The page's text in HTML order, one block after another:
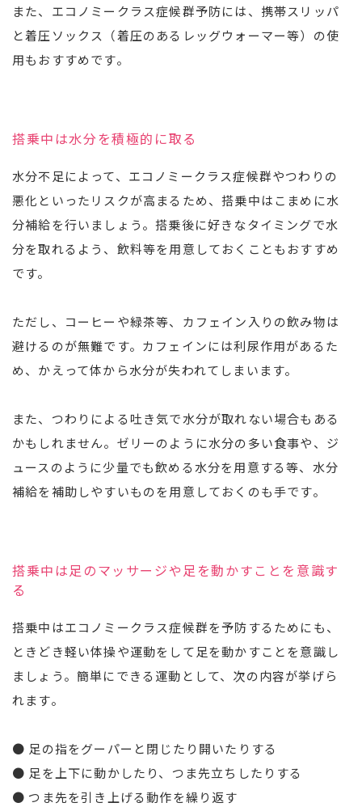
また、エコノミークラス症候群予防には、携帯スリッパ
と着圧ソックス（着圧のあるレッグウォーマー等）の使
用もおすすめです。
搭乗中は水分を積極的に取る
水分不足によって、エコノミークラス症候群やつわりの
悪化といったリスクが高まるため、搭乗中はこまめに水
分補給を行いましょう。搭乗後に好きなタイミングで水
分を取れるよう、飲料等を用意しておくこともおすすめ
です。
ただし、コーヒーや緑茶等、カフェイン入りの飲み物は
避けるのが無難です。カフェインには利尿作用があるた
め、かえって体から水分が失われてしまいます。
また、つわりによる吐き気で水分が取れない場合もある
かもしれません。ゼリーのように水分の多い食事や、ジ
ュースのように少量でも飲める水分を用意する等、水分
補給を補助しやすいものを用意しておくのも手です。
搭乗中は足のマッサージや足を動かすことを意識す
る
搭乗中はエコノミークラス症候群を予防するためにも、
ときどき軽い体操や運動をして足を動かすことを意識し
ましょう。簡単にできる運動として、次の内容が挙げら
れます。
● 足の指をグーパーと閉じたり開いたりする
● 足を上下に動かしたり、つま先立ちしたりする
● つま先を引き上げる動作を繰り返す